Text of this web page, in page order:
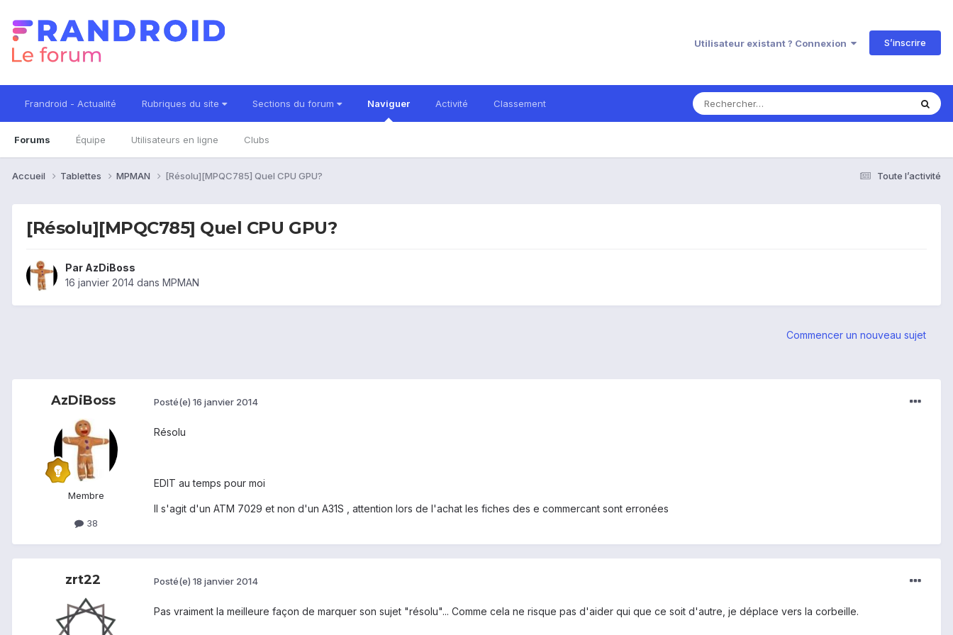
Utilisateur existant ? Connexion S’inscrire
Frandroid - Actualité Rubriques du site Sections du forum Naviguer
Forums Équipe Utilisateurs en ligne Clubs
Activité Classement
Toute l’activité
Accueil Tablettes MPMAN [Résolu][MPQC785] Quel CPU GPU?
[Résolu][MPQC785] Quel CPU GPU?
Par AzDiBoss
16 janvier 2014 dans MPMAN
Commencer un nouveau sujet
AzDiBoss
Membre
38
Posté(e) 16 janvier 2014
Résolu
EDIT au temps pour moi
Il s'agit d'un ATM 7029 et non d'un A31S , attention lors de l'achat les fiches des e commercant sont erronées
zrt22 Posté(e) 18 janvier 2014
Pas vraiment la meilleure façon de marquer son sujet "résolu"... Comme cela ne risque pas d'aider qui que ce soit d'autre, je déplace vers la corbeille.